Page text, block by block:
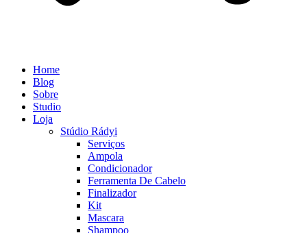
Home
Blog
Sobre
Studio
Loja
Stúdio Rádyi
Serviços
Ampola
Condicionador
Ferramenta De Cabelo
Finalizador
Kit
Mascara
Shampoo